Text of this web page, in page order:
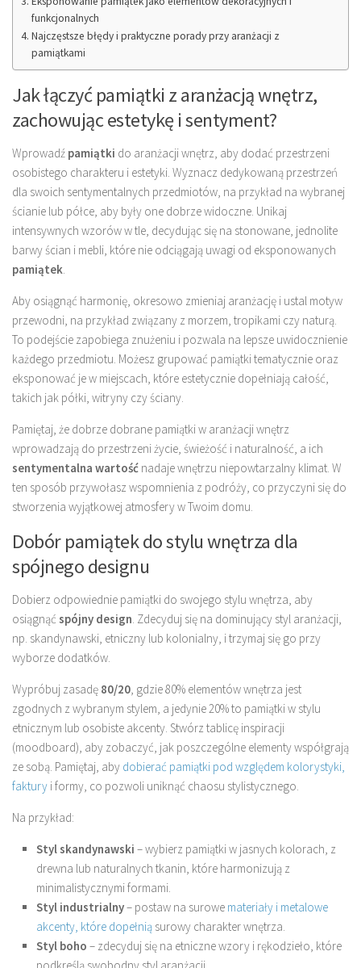
funkcjonalnych
Najczęstsze błędy i praktyczne porady przy aranżacji z
pamiątkami
Jak łączyć pamiątki z aranżacją wnętrz,
zachowując estetykę i sentyment?
Wprowadź pamiątki do aranżacji wnętrz, aby dodać przestrzeni
osobistego charakteru i estetyki. Wyznacz dedykowaną przestrzeń
dla swoich sentymentalnych przedmiotów, na przykład na wybranej
ścianie lub półce, aby były one dobrze widoczne. Unikaj
intensywnych wzorów w tle, decydując się na stonowane, jednolite
barwy ścian i mebli, które nie odciągają uwagi od eksponowanych
pamiątek
Aby osiągnąć harmonię, okresowo zmieniaj aranżację i ustal motyw
przewodni, na przykład związany z morzem, tropikami czy naturą.
To podejście zapobiega znużeniu i pozwala na lepsze uwidocznienie
każdego przedmiotu. Możesz grupować pamiątki tematycznie oraz
eksponować je w miejscach, które estetycznie dopełniają całość,
takich jak półki, witryny czy ściany.
Pamiętaj, że dobrze dobrane pamiątki w aranżacji wnętrz
wprowadzają do przestrzeni życie, świeżość i naturalność, a ich
sentymentalna wartość nadaje wnętrzu niepowtarzalny klimat. W
ten sposób przywołasz wspomnienia z podróży, co przyczyni się do
stworzenia wyjątkowej atmosfery w Twoim domu.
Dobór pamiątek do stylu wnętrza dla
spójnego designu
Dobierz odpowiednie pamiątki do swojego stylu wnętrza, aby
osiągnąć spójny design . Zdecyduj się na dominujący styl aranżacji,
np. skandynawski, etniczny lub kolonialny, i trzymaj się go przy
wyborze dodatków.
Wypróbuj zasadę 80/20 , gdzie 80% elementów wnętrza jest
zgodnych z wybranym stylem, a jedynie 20% to pamiątki w stylu
etnicznym lub osobiste akcenty. Stwórz tablicę inspiracji
(moodboard), aby zobaczyć, jak poszczególne elementy współgrają
ze sobą. Pamiętaj, aby dobierać pamiątki pod względem kolorystyki,
faktury i formy, co pozwoli uniknąć chaosu stylistycznego.
Na przykład:
Styl skandynawski – wybierz pamiątki w jasnych kolorach, z
drewna lub naturalnych tkanin, które harmonizują z
minimalistycznymi formami.
Styl industrialny– postaw na surowe materiały i metalowe
akcenty, które dopełnią surowy charakter wnętrza.
Styl boho – zdecyduj się na etniczne wzory i rękodzieło, które
podkreślą swobodny styl aranżacji.